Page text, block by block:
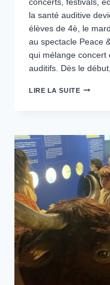
la santé auditive
élèves de 4è, le
au spectacle Peace
qui mélange concert
auditifs. Dès le
LIRE LA SUITE
LES
4ÈMES